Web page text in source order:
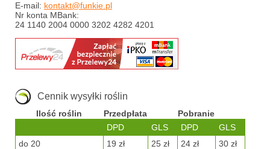
E-mail: kontakt@funkie.pl
Nr konta MBank:
24 1140 2004 0000 3202 4282 4201
Cennik wysyłki roślin
Ilość roślin Przedpłata
Pobranie
DPD
GLS DPD
GLS
do 20
19 zł 25 zł 24 zł
30 zł